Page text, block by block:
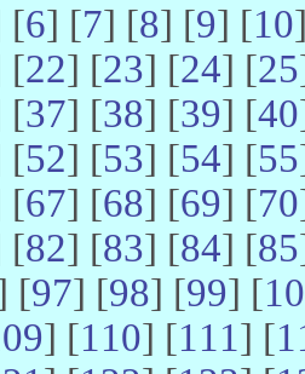
[6] [7] [8] [9] [10
[22] [23] [24] [25
[37] [38] [39] [40
[52] [53] [54] [55
[67] [68] [69] [70
[82] [83] [84] [85
[97] [98] [99] [
] [110] [111] [